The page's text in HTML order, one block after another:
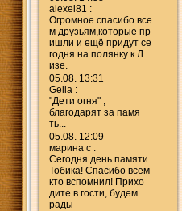
alexei81 :
Огромное спасибо все
м друзьям,которые пр
ишли и ещё придут се
годня на полянку к Л
изе.
05.08. 13:31
Gella :
"Дети огня" ;
благодарят за памя
ть...
05.08. 12:09
марина с :
Сегодня день памяти
Тобика! Спасибо всем
кто вспомнил! Прихо
дите в гости, будем
рады